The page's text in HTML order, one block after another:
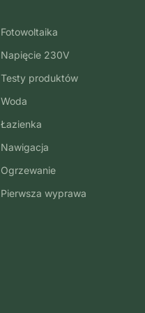
Fotowoltaika
Napięcie 230V
Testy produktów
Woda
Łazienka
Nawigacja
Ogrzewanie
Pierwsza wyprawa